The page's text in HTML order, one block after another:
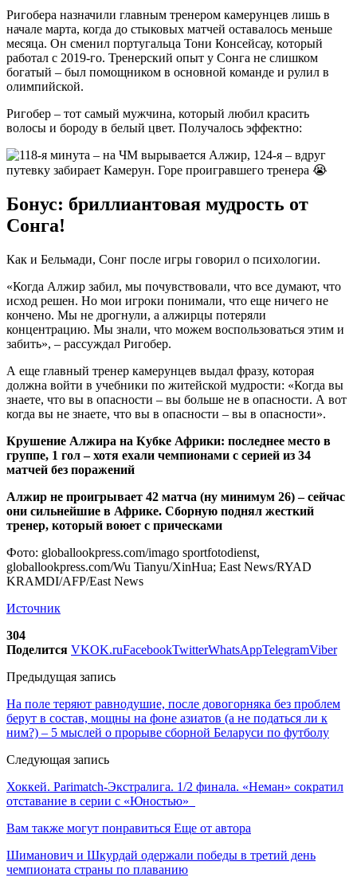
Ригобера назначили главным тренером камерунцев лишь в
начале марта, когда до стыковых матчей оставалось меньше
месяца. Он сменил португальца Тони Консейсау, который
работал с 2019-го. Тренерский опыт у Сонга не слишком
богатый – был помощником в основной команде и рулил в
олимпийской.
Ригобер – тот самый мужчина, который любил красить
волосы и бороду в белый цвет. Получалось эффектно:
Бонус: бриллиантовая мудрость от
Сонга!
Как и Бельмади, Сонг после игры говорил о психологии.
«Когда Алжир забил, мы почувствовали, что все думают, что
исход решен. Но мои игроки понимали, что еще ничего не
кончено. Мы не дрогнули, а алжирцы потеряли
концентрацию. Мы знали, что можем воспользоваться этим и
забить», – рассуждал Ригобер.
А еще главный тренер камерунцев выдал фразу, которая
должна войти в учебники по житейской мудрости: «Когда вы
знаете, что вы в опасности – вы больше не в опасности. А вот
когда вы не знаете, что вы в опасности – вы в опасности».
Крушение Алжира на Кубке Африки: последнее место в
группе, 1 гол – хотя ехали чемпионами с серией из 34
матчей без поражений
Алжир не проигрывает 42 матча (ну минимум 26) – сейчас
они сильнейшие в Африке. Сборную поднял жесткий
тренер, который воюет с прическами
Фото: globallookpress.com/imago sportfotodienst,
globallookpress.com/Wu Tianyu/XinHua; East News/RYAD
KRAMDI/AFP/East News
Источник
304
Поделится VKOK.ruFacebookTwitterWhatsAppTelegramViber
Предыдущая запись
На поле теряют равнодушие, после довогорняка без проблем
берут в состав, мощны на фоне азиатов (а не податься ли к
ним?) – 5 мыслей о прорыве сборной Беларуси по футболу
Следующая запись
Хоккей. Parimatch-Экстралига. 1/2 финала. «Неман» сократил
отставание в серии с «Юностью»
Вам также могут понравиться Еще от автора
Шиманович и Шкурдай одержали победы в третий день
чемпионата страны по плаванию